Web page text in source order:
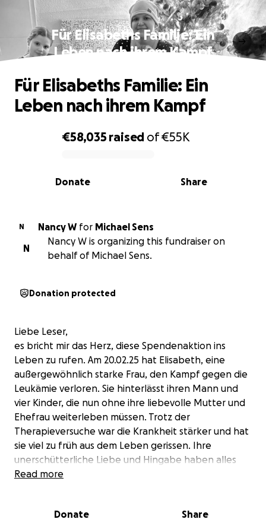
Für Elisabeths Familie: Ein
Leben nach ihrem Kampf
0% complete
€58,035 raised of€55K
Share
Donate
Für Elisabeths Familie: Ein
Leben nach ihrem Kampf
N Nancy W for Michael Sens
N
Nancy W is organizing this fundraiser on
behalf of Michael Sens.
Donation protected
Liebe Leser,
es bricht mir das Herz, diese Spendenaktion ins
Leben zu rufen. Am 20.02.25 hat Elisabeth, eine
außergewöhnlich starke Frau, den Kampf gegen die
Leukämie verloren. Sie hinterlässt ihren Mann und
vier Kinder, die nun ohne ihre liebevolle Mutter und
Ehefrau weiterleben müssen. Trotz der
Therapieversuche war die Krankheit stärker und hat
sie viel zu früh aus dem Leben gerissen. Ihre
unerschütterliche Liebe und Hingabe haben alles
geprägt, was sie tat. Doch nun stehen wir vor dem
Im vergangenen Jahr, während sie voller Vorfreude
Read more
Donate Share